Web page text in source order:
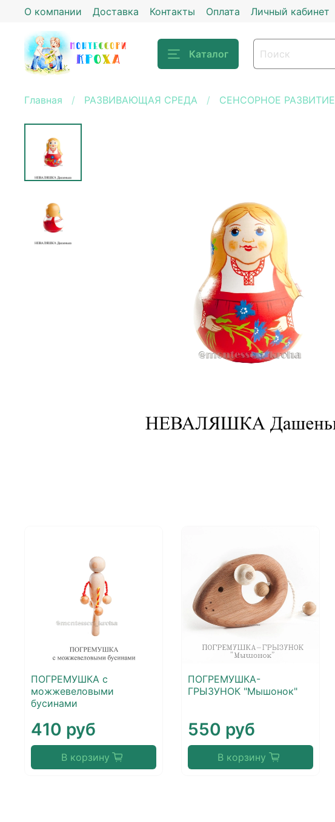
О компании Доставка Контакты Оплата Личный кабинет
Каталог
Главная РАЗВИВАЮЩАЯ СРЕДА СЕНСОРНОЕ РАЗВИТИЕ
ПОГРЕМУШКА с
можжевеловыми
бусинами
410 руб
В корзину
ПОГРЕМУШКА-
ГРЫЗУНОК "Мышонок"
550 руб
В корзину